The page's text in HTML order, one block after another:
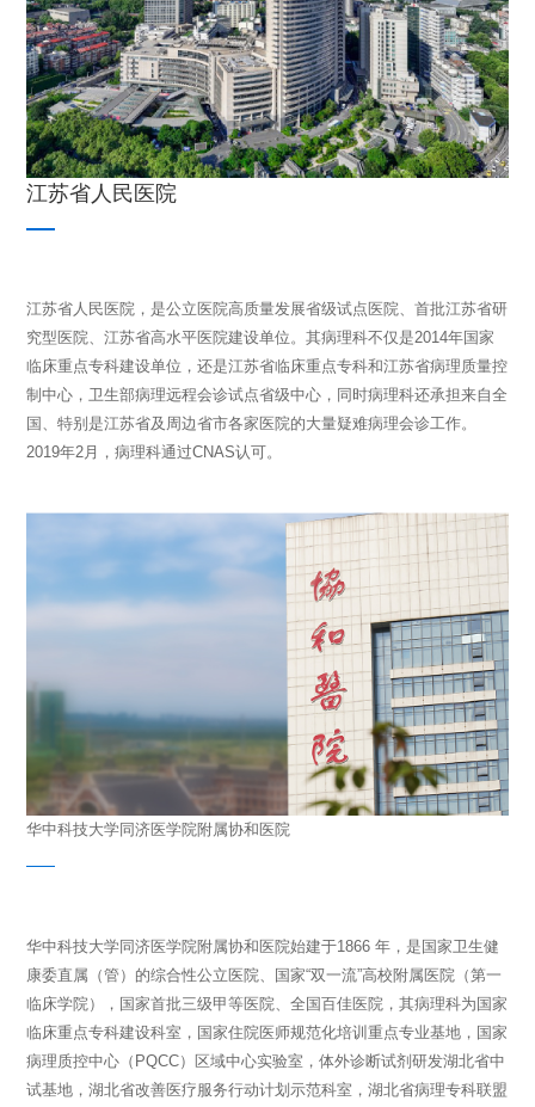
江苏省人民医院
江苏省人民医院，是公立医院高质量发展省级试点医院、首批江苏省研
究型医院、江苏省高水平医院建设单位。其病理科不仅是2014年国家
临床重点专科建设单位，还是江苏省临床重点专科和江苏省病理质量控
制中心，卫生部病理远程会诊试点省级中心，同时病理科还承担来自全
国、特别是江苏省及周边省市各家医院的大量疑难病理会诊工作。
2019年2月，病理科通过CNAS认可。
华中科技大学同济医学院附属协和医院
华中科技大学同济医学院附属协和医院始建于1866 年，是国家卫生健
康委直属（管）的综合性公立医院、国家“双一流”高校附属医院（第一
临床学院），国家首批三级甲等医院、全国百佳医院，其病理科为国家
临床重点专科建设科室，国家住院医师规范化培训重点专业基地，国家
病理质控中心（PQCC）区域中心实验室，体外诊断试剂研发湖北省中
试基地，湖北省改善医疗服务行动计划示范科室，湖北省病理专科联盟